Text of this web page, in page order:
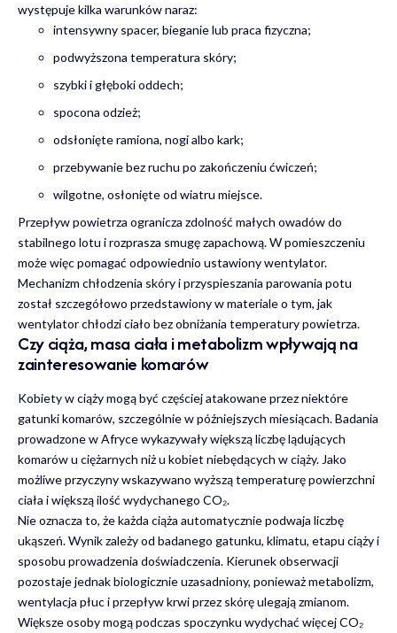
występuje kilka warunków naraz:
intensywny spacer, bieganie lub praca fizyczna;
podwyższona temperatura skóry;
szybki i głęboki oddech;
spocona odzież;
odsłonięte ramiona, nogi albo kark;
przebywanie bez ruchu po zakończeniu ćwiczeń;
wilgotne, osłonięte od wiatru miejsce.
Przepływ powietrza ogranicza zdolność małych owadów do
stabilnego lotu i rozprasza smugę zapachową. W pomieszczeniu
może więc pomagać odpowiednio ustawiony wentylator.
Mechanizm chłodzenia skóry i przyspieszania parowania potu
został szczegółowo przedstawiony w materiale o tym, jak
wentylator chłodzi ciało bez obniżania temperatury powietrza.
Czy ciąża, masa ciała i metabolizm wpływają na
zainteresowanie komarów
Kobiety w ciąży mogą być częściej atakowane przez niektóre
gatunki komarów, szczególnie w późniejszych miesiącach. Badania
prowadzone w Afryce wykazywały większą liczbę lądujących
komarów u ciężarnych niż u kobiet niebędących w ciąży. Jako
możliwe przyczyny wskazywano wyższą temperaturę powierzchni
ciała i większą ilość wydychanego CO₂.
Nie oznacza to, że każda ciąża automatycznie podwaja liczbę
ukąszeń. Wynik zależy od badanego gatunku, klimatu, etapu ciąży i
sposobu prowadzenia doświadczenia. Kierunek obserwacji
pozostaje jednak biologicznie uzasadniony, ponieważ metabolizm,
wentylacja płuc i przepływ krwi przez skórę ulegają zmianom.
Większe osoby mogą podczas spoczynku wydychać więcej CO₂